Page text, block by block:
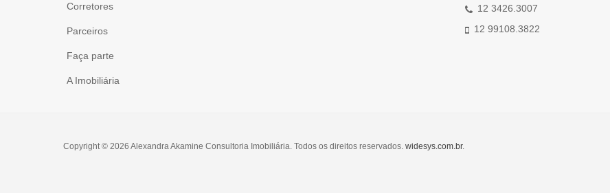
Corretores
Parceiros
Faça parte
A Imobiliária
12 3426.3007
12 99108.3822
Copyright © 2026 Alexandra Akamine Consultoria Imobiliária. Todos os direitos reservados. widesys.com.br.